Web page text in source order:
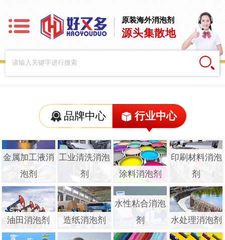
原装海外消泡剂
源头集散地
品牌中心 行业中心
金属加工液消
泡剂
工业清洗消泡
剂
涂料消泡剂
印刷材料消泡
剂
油田消泡剂 造纸消泡剂
水性粘合消泡
剂
水处理消泡剂